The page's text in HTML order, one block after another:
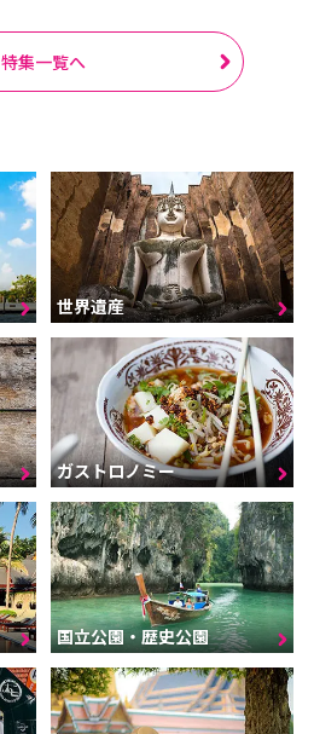
特集一覧へ
世界遺産
ガストロノミー
国立公園・歴史公園